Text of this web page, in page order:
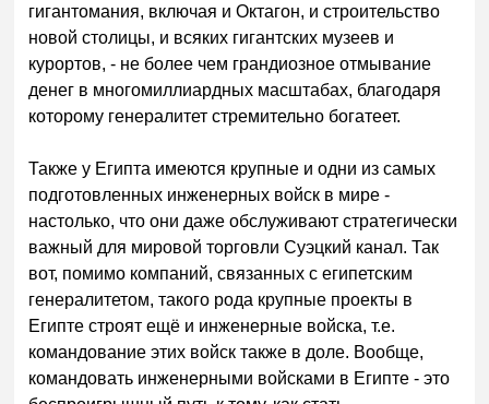
гигантомания, включая и Октагон, и строительство
новой столицы, и всяких гигантских музеев и
курортов, - не более чем грандиозное отмывание
денег в многомиллиардных масштабах, благодаря
которому генералитет стремительно богатеет.
Также у Египта имеются крупные и одни из самых
подготовленных инженерных войск в мире -
настолько, что они даже обслуживают стратегически
важный для мировой торговли Суэцкий канал. Так
вот, помимо компаний, связанных с египетским
генералитетом, такого рода крупные проекты в
Египте строят ещё и инженерные войска, т.е.
командование этих войск также в доле. Вообще,
командовать инженерными войсками в Египте - это